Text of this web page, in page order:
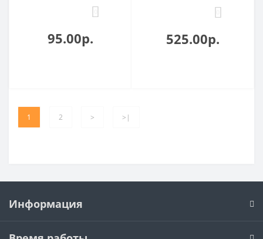
95.00р. 525.00р.
1 2 > >|
Информация